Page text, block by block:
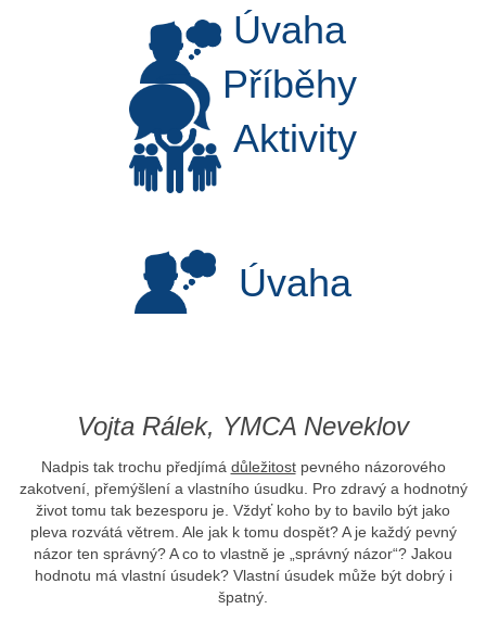
Úvaha
Příběhy
Aktivity
Úvaha
Vojta Rálek, YMCA Neveklov
Nadpis tak trochu předjímá důležitostpevného názorového
zakotvení, přemýšlení a vlastního úsudku. Pro zdravý a hodnotný
život tomu tak bezesporu je. Vždyť koho by to bavilo být jako
pleva rozvátá větrem. Ale jak k tomu dospět? A je každý pevný
názor ten správný? A co to vlastně je „správný názor“? Jakou
hodnotu má vlastní úsudek? Vlastní úsudek může být dobrý i
špatný.